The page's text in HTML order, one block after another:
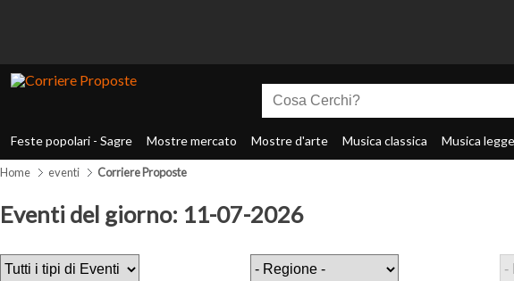
Feste popolari - Sagre Mostre mercato Mostre d'arte Musica classica Musica
Home eventi Corriere Proposte
Eventi del giorno: 11-07-2026